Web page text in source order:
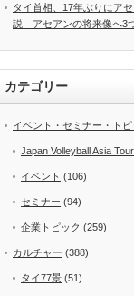
タイ首相、17年ぶりにア
説 アセアンの将来像へ3
カテゴリー
イベント・セミナー・トピ
Japan Volleyball Asia
イベント (106)
セミナー (94)
企業トピック (259)
カルチャー (388)
タイ77景 (51)